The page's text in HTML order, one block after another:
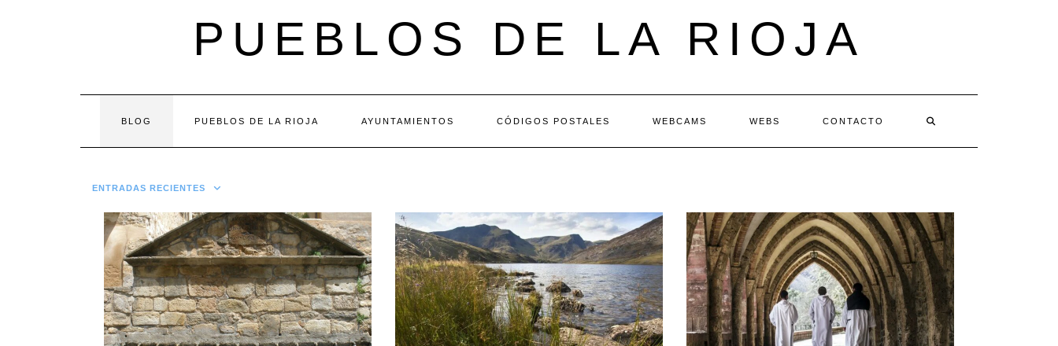
PUEBLOS DE LA RIOJA
BLOG PUEBLOS DE LA RIOJA AYUNTAMIENTOS CÓDIGOS POSTALES WEBCAMS WEBS CONTACTO
ENTRADAS RECIENTES